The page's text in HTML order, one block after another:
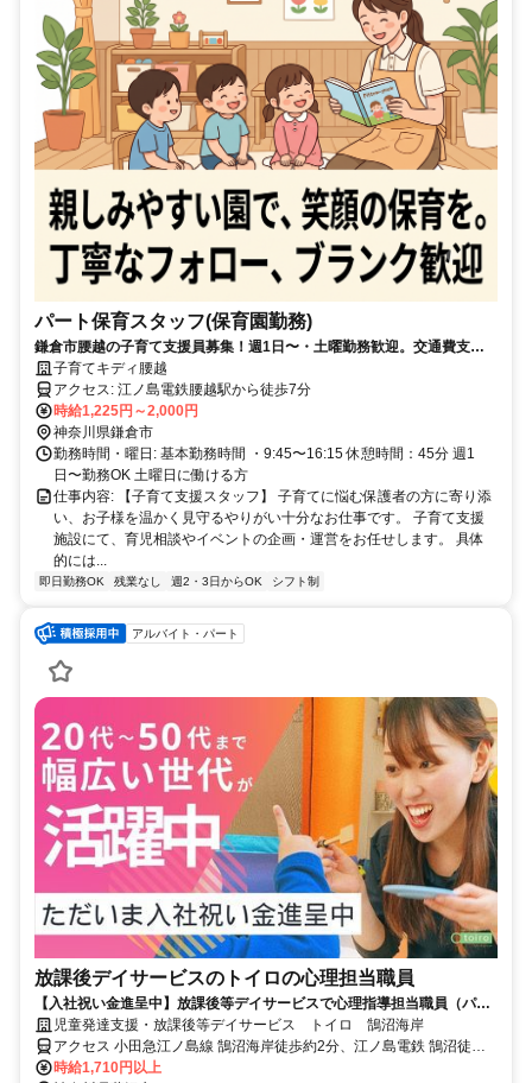
パート保育スタッフ(保育園勤務)
鎌倉市腰越の子育て支援員募集！週1日〜・土曜勤務歓迎。交通費支
給。子育て経験も歓迎
子育てキディ腰越
アクセス: 江ノ島電鉄腰越駅から徒歩7分
時給1,225円～2,000円
神奈川県鎌倉市
勤務時間・曜日: 基本勤務時間 ・9:45〜16:15 休憩時間：45分 週1
日〜勤務OK 土曜日に働ける方
仕事内容: 【子育て支援スタッフ】 子育てに悩む保護者の方に寄り添
い、お子様を温かく見守るやりがい十分なお仕事です。 子育て支援
施設にて、育児相談やイベントの企画・運営をお任せします。 具体
的には...
即日勤務OK 残業なし 週2・3日からOK シフト制
アルバイト・パート
放課後デイサービスのトイロの心理担当職員
【入社祝い金進呈中】放課後等デイサービスで心理指導担当職員（パー
ト）の募集！未経験者歓迎！
児童発達支援・放課後等デイサービス トイロ 鵠沼海岸
アクセス 小田急江ノ島線 鵠沼海岸徒歩約2分、江ノ島電鉄 鵠沼徒歩
約15分、江ノ島電鉄 湘南海岸公園徒歩約18分
時給1,710円以上